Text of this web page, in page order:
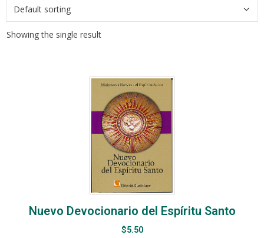
Showing the single result
Nuevo Devocionario del Espíritu Santo
$5.50